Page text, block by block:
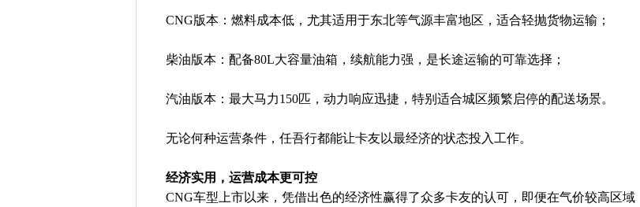
CNG版本：燃料成本低，尤其适用于东北等气源丰富地区，适合轻抛货物运输；
柴油版本：配备80L大容量油箱，续航能力强，是长途运输的可靠选择；
汽油版本：最大马力150匹，动力响应迅捷，特别适合城区频繁启停的配送场景。
无论何种运营条件，任吾行都能让卡友以最经济的状态投入工作。
经济实用，运营成本更可控
CNG车型上市以来，凭借出色的经济性赢得了众多卡友的认可，即便在气价较高区域